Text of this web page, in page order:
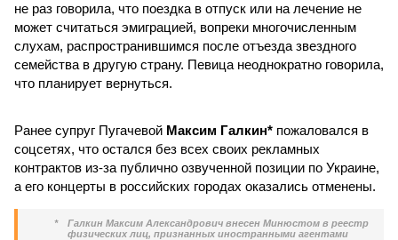
не раз говорила, что поездка в отпуск или на лечение не
может считаться эмиграцией, вопреки многочисленным
слухам, распространившимся после отъезда звездного
семейства в другую страну. Певица неоднократно говорила,
что планирует вернуться.
Ранее супруг Пугачевой Максим Галкин* пожаловался в
соцсетях, что остался без всех своих рекламных
контрактов из-за публично озвученной позиции по Украине,
а его концерты в российских городах оказались отменены.
*
Галкин Максим Александрович внесен Минюстом в реестр
физических лиц, признанных иностранными агентами